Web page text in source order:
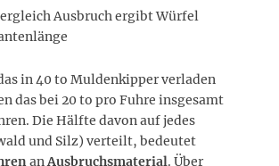
in 40 to Muldenkipper verladen
das bei 20 to pro Fuhre insgesamt
Die Hälfte davon auf jedes
und Silz) verteilt, bedeutet
an Ausbruchsmaterial. Über